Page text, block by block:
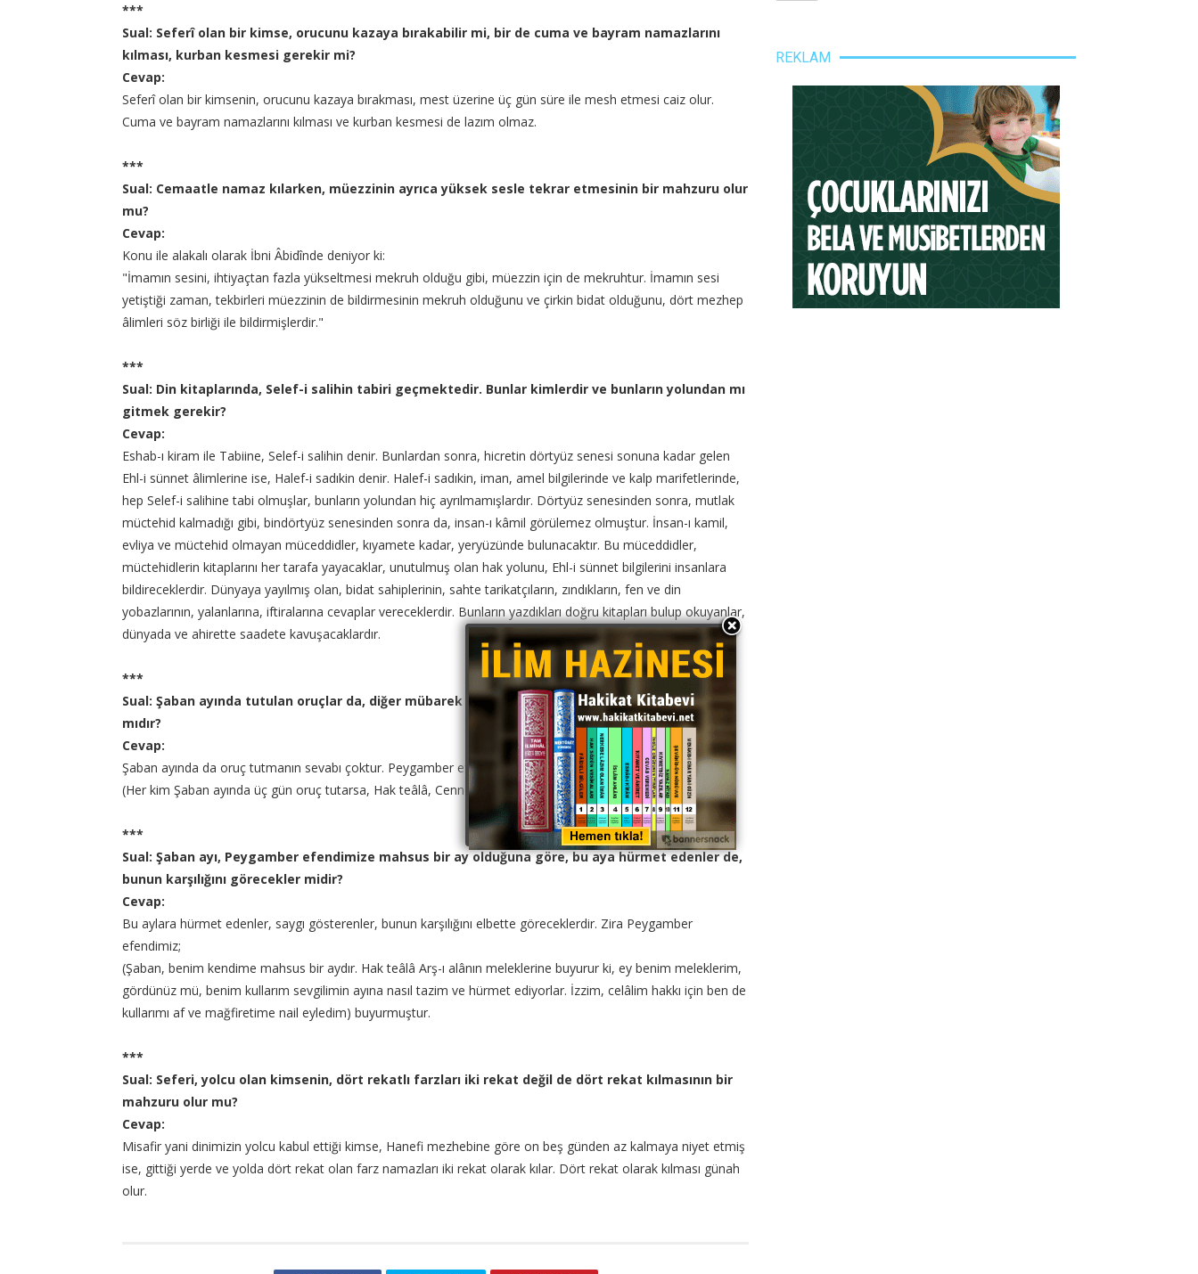
***
Sual: Seferî olan bir kimse, orucunu kazaya bırakabilir mi, bir de cuma ve bayram namazlarını
kılması, kurban kesmesi gerekir mi?
Cevap:
Seferî olan bir kimsenin, orucunu kazaya bırakması, mest üzerine üç gün süre ile mesh etmesi caiz olur.
Cuma ve bayram namazlarını kılması ve kurban kesmesi de lazım olmaz.
***
Sual: Cemaatle namaz kılarken, müezzinin ayrıca yüksek sesle tekrar etmesinin bir mahzuru olur
mu?
Cevap:
Konu ile alakalı olarak İbni Âbidînde deniyor ki:
"İmamın sesini, ihtiyaçtan fazla yükseltmesi mekruh olduğu gibi, müezzin için de mekruhtur. İmamın sesi
yetiştiği zaman, tekbirleri müezzinin de bildirmesinin mekruh olduğunu ve çirkin bidat olduğunu, dört mezhep
âlimleri söz birliği ile bildirmişlerdir."
***
Sual: Din kitaplarında, Selef-i salihin tabiri geçmektedir. Bunlar kimlerdir ve bunların yolundan mı
gitmek gerekir?
Cevap:
Eshab-ı kiram ile Tabiine, Selef-i salihin denir. Bunlardan sonra, hicretin dörtyüz senesi sonuna kadar gelen
Ehl-i sünnet âlimlerine ise, Halef-i sadıkin denir. Halef-i sadıkin, iman, amel bilgilerinde ve kalp marifetlerinde,
hep Selef-i salihine tabi olmuşlar, bunların yolundan hiç ayrılmamışlardır. Dörtyüz senesinden sonra, mutlak
müctehid kalmadığı gibi, bindörtyüz senesinden sonra da, insan-ı kâmil görülemez olmuştur. İnsan-ı kamil,
evliya ve müctehid olmayan müceddidler, kıyamete kadar, yeryüzünde bulunacaktır. Bu müceddidler,
müctehidlerin kitaplarını her tarafa yayacaklar, unutulmuş olan hak yolunu, Ehl-i sünnet bilgilerini insanlara
bildireceklerdir. Dünyaya yayılmış olan, bidat sahiplerinin, sahte tarikatçıların, zındıkların, fen ve din
yobazlarının, yalanlarına, iftiralarına cevaplar vereceklerdir. Bunların yazdıkları doğru kitapları bulup okuyanlar,
dünyada ve ahirette saadete kavuşacaklardır.
***
Sual: Şaban ayında tutulan oruçlar da, diğer mübarek zamanlarda tutulan oruçlar gibi sevap
mıdır?
Cevap:
Şaban ayında da oruç tutmanın sevabı çoktur. Peygamber efendimiz;
(Her kim Şaban ayında üç gün oruç tutarsa, Hak teâlâ, Cennet-i alâda ona bir yer hazırlar) buyurmuştur.
***
Sual: Şaban ayı, Peygamber efendimize mahsus bir ay olduğuna göre, bu aya hürmet edenler de,
bunun karşılığını görecekler midir?
Cevap:
Bu aylara hürmet edenler, saygı gösterenler, bunun karşılığını elbette göreceklerdir. Zira Peygamber
efendimiz;
(Şaban, benim kendime mahsus bir aydır. Hak teâlâ Arş-ı alânın meleklerine buyurur ki, ey benim meleklerim,
gördünüz mü, benim kullarım sevgilimin ayına nasıl tazim ve hürmet ediyorlar. İzzim, celâlim hakkı için ben de
kullarımı af ve mağfiretime nail eyledim) buyurmuştur.
***
Sual: Seferi, yolcu olan kimsenin, dört rekatlı farzları iki rekat değil de dört rekat kılmasının bir
mahzuru olur mu?
Cevap:
Misafir yani dinimizin yolcu kabul ettiği kimse, Hanefi mezhebine göre on beş günden az kalmaya niyet etmiş
ise, gittiği yerde ve yolda dört rekat olan farz namazları iki rekat olarak kılar. Dört rekat olarak kılması günah
olur.
REKLAM